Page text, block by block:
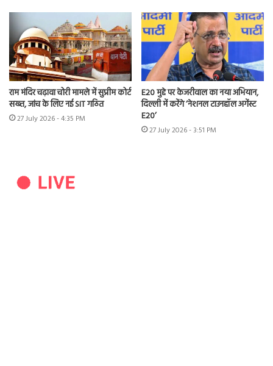
राम मंदिर चढ़ावा चोरी मामले में सुप्रीम कोर्ट
सख्त, जांच के लिए नई SIT गठित
27 July 2026 - 4:35 PM
E20 मुद्दे पर केजरीवाल का नया अभियान,
दिल्ली में करेंगे ‘नेशनल टाउनहॉल अगेंस्ट
E20’
27 July 2026 - 3:51 PM